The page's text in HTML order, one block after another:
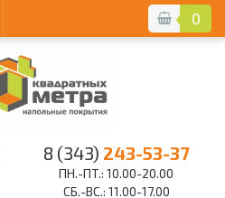
0
8 (343) 243-53-37
ПН.-ПТ.: 10.00-20.00
СБ.-ВС.: 11.00-17.00